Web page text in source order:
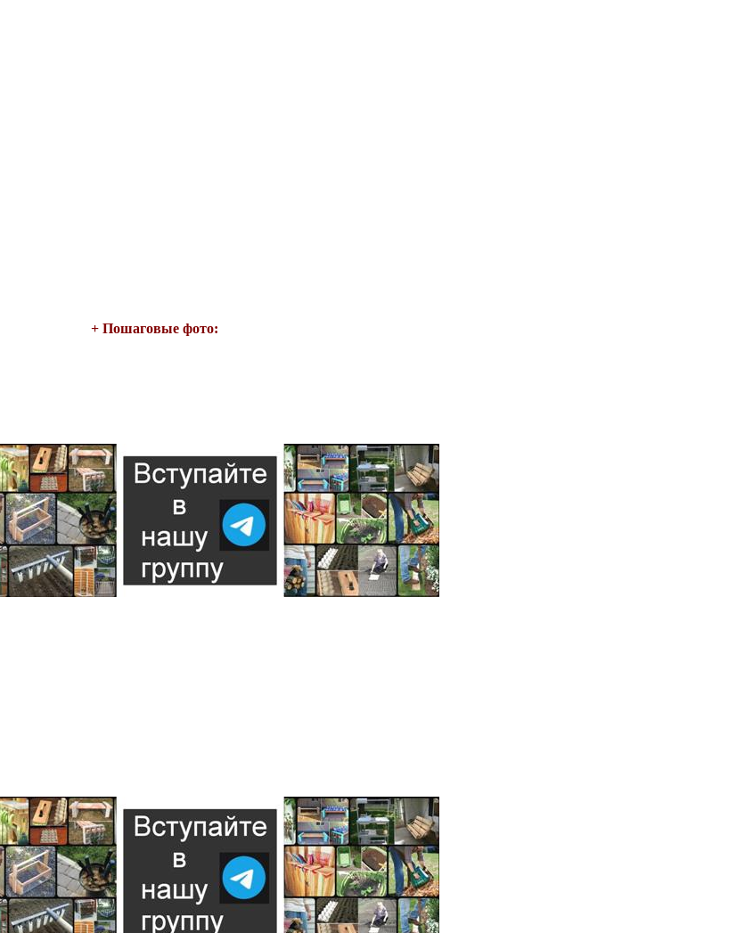
+ Пошаговые фото: